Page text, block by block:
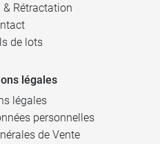
Rétractation
de lots
légales
légales
personnelles
de Vente